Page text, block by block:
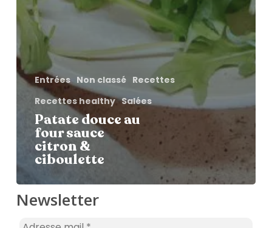
Entrées Non classé Recettes
Recettes healthy Salées
Patate douce au
four sauce
citron &
ciboulette
Newsletter